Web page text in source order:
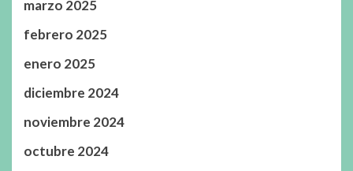
marzo 2025
febrero 2025
enero 2025
diciembre 2024
noviembre 2024
octubre 2024